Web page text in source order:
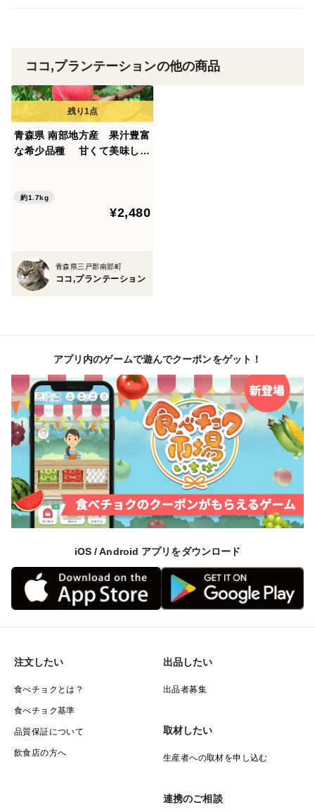
5cm、重さ60gになる特大に大きな果実で、果肉が厚
く、酸味が少なく、食味が程よく良いとされています
栽培・生産のこだわり
農薬は使用しますがJA八戸の令和8年うめ・あんず病害
用して有機肥料を使用しております
青森県では、南部町や三戸町を中心に豊後梅が栽培され
ており、東北地方の冷涼な気候が梅の生育に適していま
品種の特徴
豊後梅は、ウメとアンズの交配種であり、一般的な梅よ
りも枝が太く樹勢が強いのが特徴です。果実は大粒で果
肉が厚く、種が小さいため食べごたえがあります。果皮
は熟すと黄色からオレンジ色に色づき、香りも豊かです
ココ,プランテーションの他の商品
青森県 南部地方産 果汁豊富
な希少品種 甘くて美味しい
独自の方法で育てた桃農家生
約1.7kg
¥2,480
青森県三戸郡南部町
ココ,プランテーション
アプリ内のゲームで遊んでクーポンをゲット！
iOS / Android アプリをダウンロード
注文したい
食べチョクとは？
食べチョク基準
品質保証について
飲食店の方へ
出品したい
出品者募集
取材したい
生産者への取材を申し込む
連携のご相談